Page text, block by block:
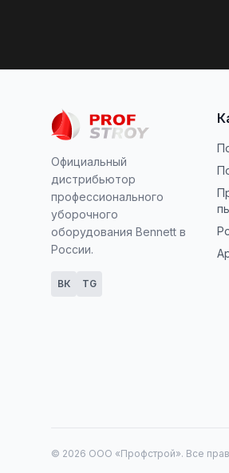
Официальный
дистрибьютор
профессионального
уборочного
оборудования Bennett в
России.
ВК TG
© 2026 ООО «Профстрой». Все